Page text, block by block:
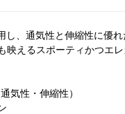
、通気性と伸縮性に優れ
映えるスポーティかつエ
気性・伸縮性）